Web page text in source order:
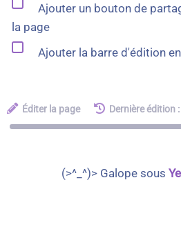
Ajouter un bouton de
la page
Ajouter la barre d'édition
Éditer la page Dernière édition
(>^_^)> Galope sous